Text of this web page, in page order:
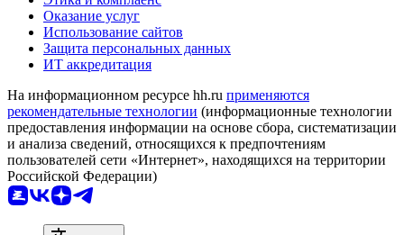
Оказание услуг
Использование сайтов
Защита персональных данных
ИТ аккредитация
На информационном ресурсе hh.ru применяются
рекомендательные технологии (информационные технологии
предоставления информации на основе сбора, систематизации
и анализа сведений, относящихся к предпочтениям
пользователей сети «Интернет», находящихся на территории
Российской Федерации)